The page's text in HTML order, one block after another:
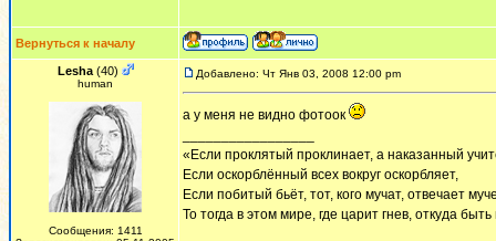
Вернуться к началу
Lesha(40)
human
Сообщения: 1411
Добавлено: Чт Янв 03, 2008 12:00 pm
а у меня не видно фотоок
«Если проклятый проклинает, а наказанный
Если оскорблённый всех вокруг оскорбляет,
Если побитый бьёт, тот, кого мучат, отвечает
То тогда в этом мире, где царит гнев, откуда